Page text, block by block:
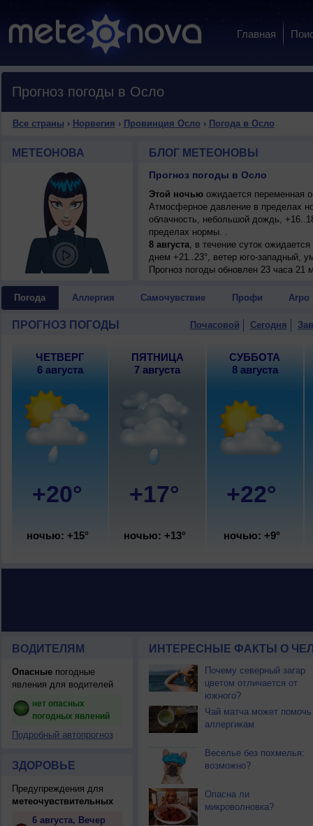
Главная
Прогноз погоды в Осло
Все страны › Норвегия › Провинция Осло › Погода в Осло
МЕТЕОНОВА БЛОГ МЕТЕОНОВЫ
Прогноз погоды в Осло
Этой ночьюожидается переменная
Атмосферное давление в пределах
облачность, небольшой дождь,
пределах нормы. .
8 августа, в течение суток
днем +21..23°, ветер юго-западный,
9 августа, в течение суток
10 августа, ожидается малооблачная
Прогноз погоды обновлен 23 часа 21
Погода Аллергия Самочувствие Профи Агро
ПРОГНОЗ ПОГОДЫ Почасовой Сегодня
ЧЕТВЕРГ
6 августа
+20°
ночью: +15°
ПЯТНИЦА
7 августа
+17°
ночью: +13°
СУББОТА
8 августа
+22°
ночью: +9°
ВОДИТЕЛЯМ
Опасныепогодные
явления для водителей
нет опасных
погодных явлений
Подробный автопрогноз
ЗДОРОВЬЕ
Предупреждения для
метеочувствительных
6 августа, Вечер
ИНТЕРЕСНЫЕ ФАКТЫ О
Почему северный загар
цветом отличается от
южного?
Чай матча может помочь
аллергикам
Веселье без похмелья:
возможно?
Опасна ли
микроволновка?